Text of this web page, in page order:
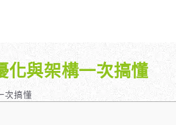
全面優化網站語法：提升SEO表現
供哪些 SEO 服務？
哪些服務最適合我的業務？
化與架構一次搞懂
次搞懂